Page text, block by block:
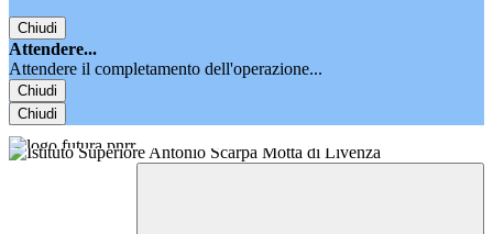
Chiudi
Attendere...
Attendere il completamento dell'operazione...
Chiudi
Chiudi